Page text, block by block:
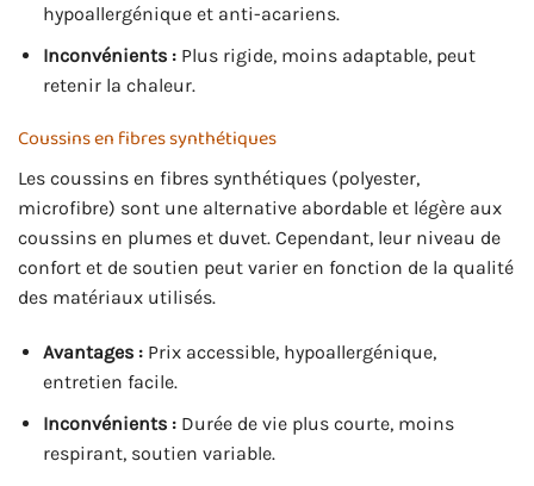
hypoallergénique et anti-acariens.
Inconvénients :Plus rigide, moins adaptable, peut
retenir la chaleur.
Coussins en fibres synthétiques
Les coussins en fibres synthétiques (polyester,
microfibre) sont une alternative abordable et légère aux
coussins en plumes et duvet. Cependant, leur niveau de
confort et de soutien peut varier en fonction de la qualité
des matériaux utilisés.
Avantages :Prix accessible, hypoallergénique,
entretien facile.
Inconvénients :Durée de vie plus courte, moins
respirant, soutien variable.